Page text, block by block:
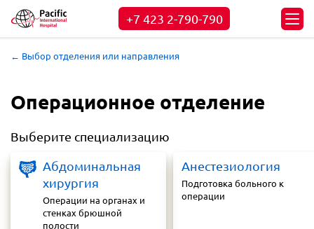
+7 423 2-790-790
← Выбор отделения или направления
Операционное отделение
Выберите специализацию
Абдоминальная
хирургия
Операции на органах и
стенках брюшной
полости
Анестезиология
Подготовка больного к
операции